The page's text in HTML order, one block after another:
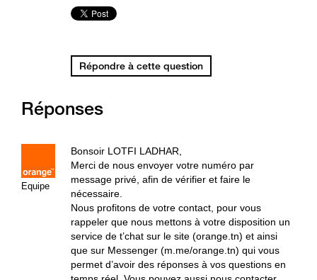
Répondre à cette question
Réponses
Equipe
Bonsoir LOTFI LADHAR,
Merci de nous envoyer votre numéro par
message privé, afin de vérifier et faire le
nécessaire.
Nous profitons de votre contact, pour vous
rappeler que nous mettons à votre disposition un
service de t’chat sur le site (orange.tn) et ainsi
que sur Messenger (m.me/orange.tn) qui vous
permet d’avoir des réponses à vos questions en